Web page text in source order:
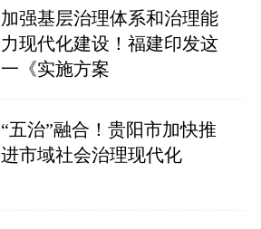
加强基层治理体系和治理能
力现代化建设！福建印发这
一《实施方案
“五治”融合！贵阳市加快推
进市域社会治理现代化